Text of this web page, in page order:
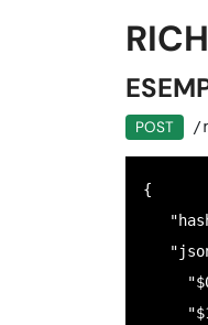
      },
POST /
{